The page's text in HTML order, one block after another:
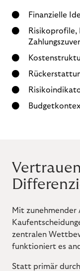
Finanzielle
Risikoprofile,
Mit
zentralen
funktioniert es
Statt primär